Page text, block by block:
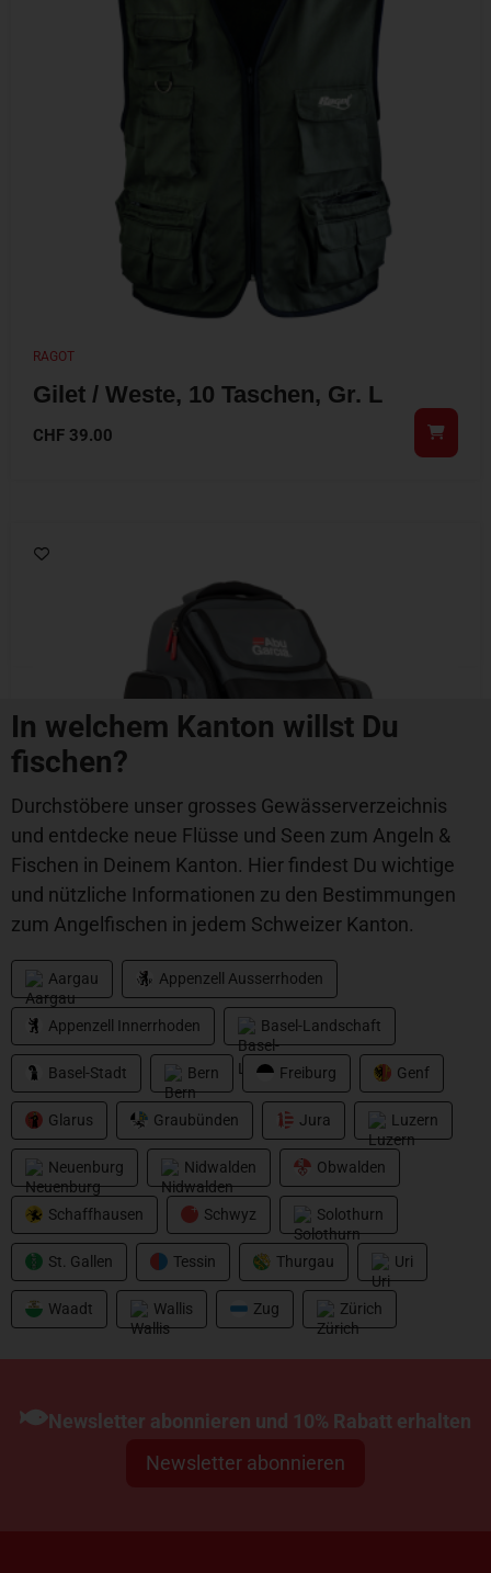
RAGOT
Gilet / Weste, 10 Taschen, Gr. L
CHF 39.00
Abu Garcia
Beast Pro Rucksack
CHF139.00
In welchem Kanton willst Du
fischen?
Durchstöbere unser grosses Gewässerverzeichnis
und entdecke neue Flüsse und Seen zum Angeln &
Fischen in Deinem Kanton. Hier findest Du wichtige
und nützliche Informationen zu den Bestimmungen
zum Angelfischen in jedem Schweizer Kanton.
Aargau Appenzell Ausserrhoden
Appenzell Innerrhoden Basel-Landschaft
Basel-Stadt Bern Freiburg Genf
Glarus Graubünden Jura Luzern
Neuenburg Nidwalden Obwalden
Schaffhausen Schwyz Solothurn
St. Gallen Tessin Thurgau Uri
Waadt Wallis Zug Zürich
Newsletter abonnieren und 10% Rabatt erhalten
Newsletter abonnieren